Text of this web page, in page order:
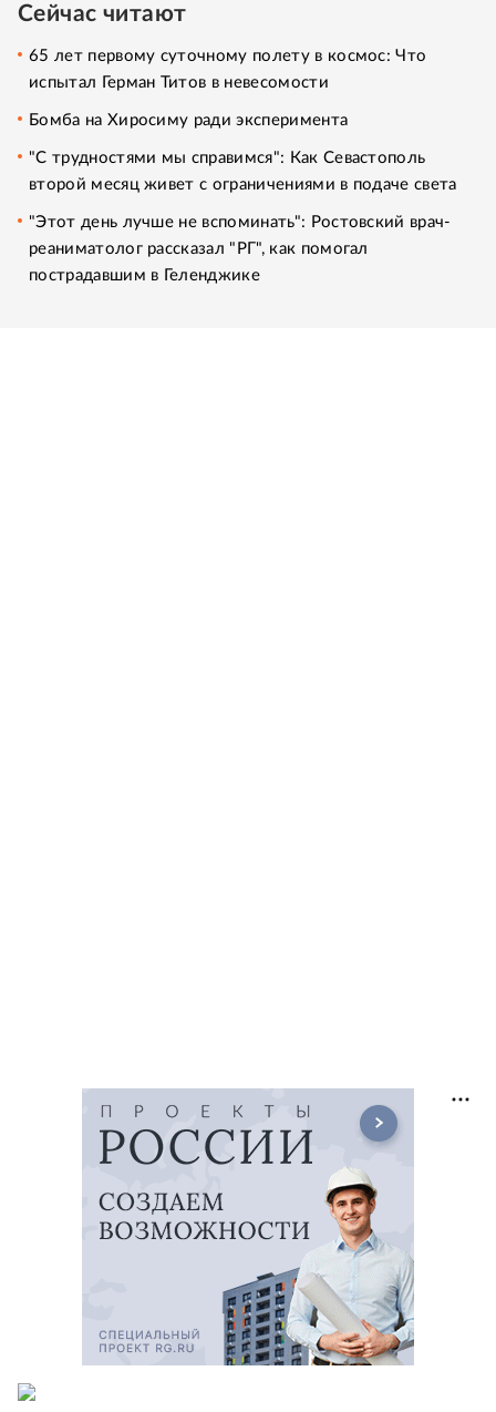
Сейчас читают
65 лет первому суточному полету в космос: Что
испытал Герман Титов в невесомости
Бомба на Хиросиму ради эксперимента
"С трудностями мы справимся": Как Севастополь
второй месяц живет с ограничениями в подаче света
"Этот день лучше не вспоминать": Ростовский врач-
реаниматолог рассказал "РГ", как помогал
пострадавшим в Геленджике